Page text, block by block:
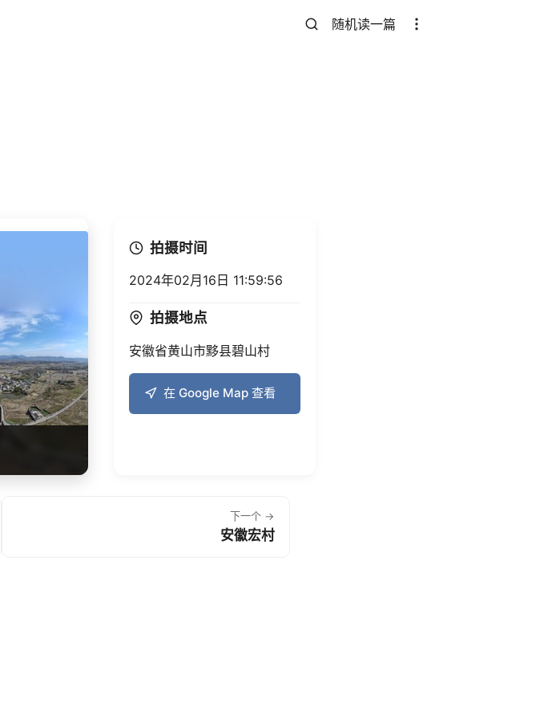
随机读一篇
拍摄时间
2024年02月16日 11:59:56
拍摄地点
安徽省黄山市黟县碧山村
在 Google Map 查看
下一个 →
安徽宏村